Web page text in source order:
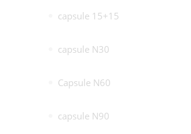
capsule 15+15
capsule N30
Capsule N60
capsule N90